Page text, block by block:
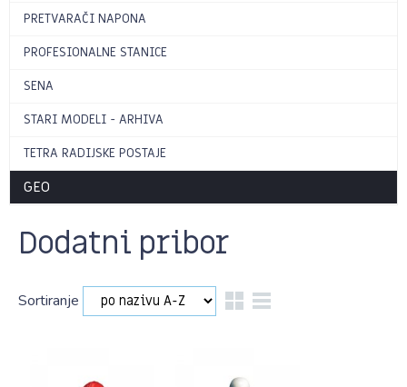
PRETVARAČI NAPONA
PROFESIONALNE STANICE
SENA
STARI MODELI - ARHIVA
TETRA RADIJSKE POSTAJE
GEO
Dodatni pribor
Sortiranje